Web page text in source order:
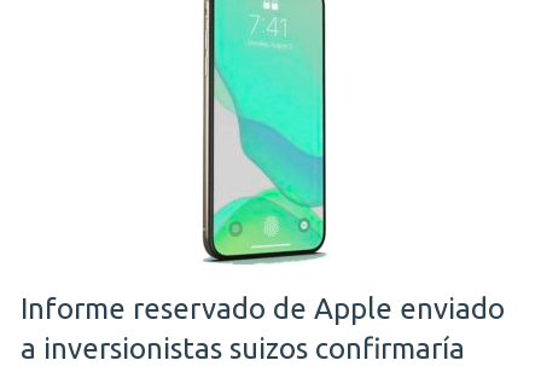
Informe reservado de Apple enviado
a inversionistas suizos confirmaría